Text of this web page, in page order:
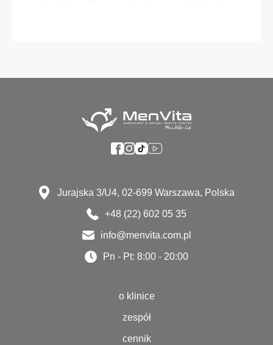
Jurajska 3/U4, 02-699 Warszawa, Polska
+48 (22) 602 05 35
info@menvita.com.pl
Pn - Pt: 8:00 - 20:00
o klinice
zespół
cennik